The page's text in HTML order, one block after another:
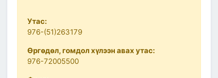
Утас:
976-(51)263179
Өргөдөл, гомдол хүлээн авах утас:
976-72005500